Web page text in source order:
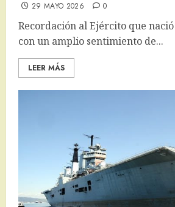
29 MAYO 2026 0
Recordación al Ejército que
con un amplio sentimiento de...
LEER MÁS